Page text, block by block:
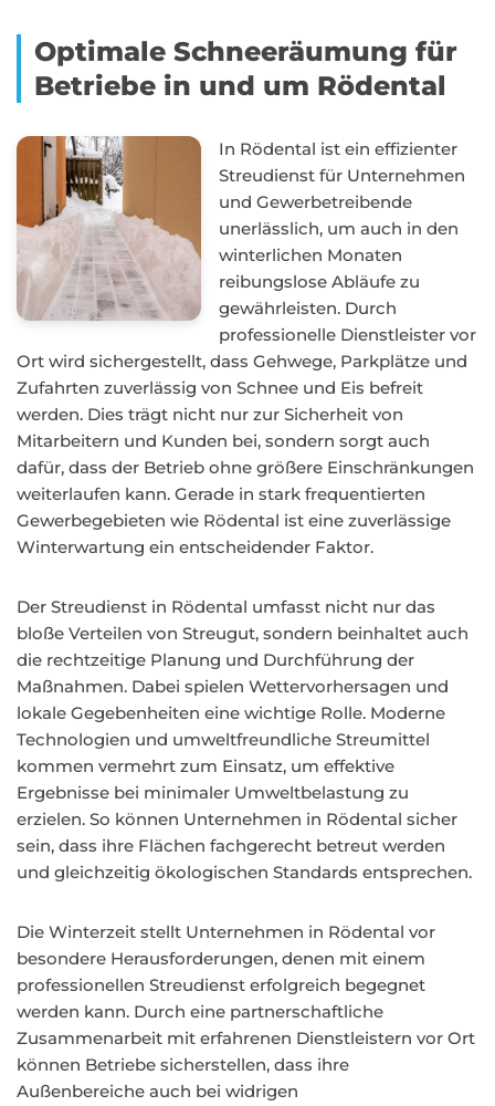
Optimale Schneeräumung für
Betriebe in und um Rödental
In Rödental ist ein effizienter
Streudienst für Unternehmen
und Gewerbetreibende
unerlässlich, um auch in den
winterlichen Monaten
reibungslose Abläufe zu
gewährleisten. Durch
professionelle Dienstleister vor
Ort wird sichergestellt, dass Gehwege, Parkplätze und
Zufahrten zuverlässig von Schnee und Eis befreit
werden. Dies trägt nicht nur zur Sicherheit von
Mitarbeitern und Kunden bei, sondern sorgt auch
dafür, dass der Betrieb ohne größere Einschränkungen
weiterlaufen kann. Gerade in stark frequentierten
Gewerbegebieten wie Rödental ist eine zuverlässige
Winterwartung ein entscheidender Faktor.
Der Streudienst in Rödental umfasst nicht nur das
bloße Verteilen von Streugut, sondern beinhaltet auch
die rechtzeitige Planung und Durchführung der
Maßnahmen. Dabei spielen Wettervorhersagen und
lokale Gegebenheiten eine wichtige Rolle. Moderne
Technologien und umweltfreundliche Streumittel
kommen vermehrt zum Einsatz, um effektive
Ergebnisse bei minimaler Umweltbelastung zu
erzielen. So können Unternehmen in Rödental sicher
sein, dass ihre Flächen fachgerecht betreut werden
und gleichzeitig ökologischen Standards entsprechen.
Die Winterzeit stellt Unternehmen in Rödental vor
besondere Herausforderungen, denen mit einem
professionellen Streudienst erfolgreich begegnet
werden kann. Durch eine partnerschaftliche
Zusammenarbeit mit erfahrenen Dienstleistern vor Ort
können Betriebe sicherstellen, dass ihre
Außenbereiche auch bei widrigen